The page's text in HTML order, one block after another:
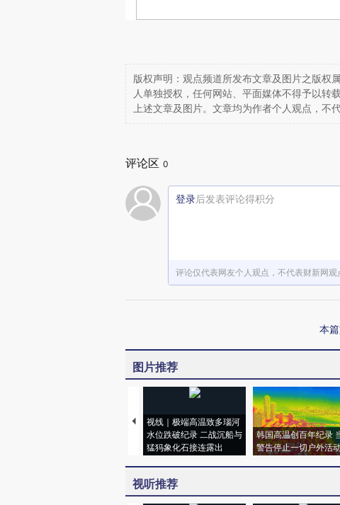
版权声明：观点频道所发布文章及图片之版权
人单独授权，任何网站、平面媒体不得予以转
上述文章及图片。文章均为作者个人观点，不
评论区 0
登录后发表评论得积分
评论仅代表网友个人观点，不代表财新网观
本
图片推荐
视线｜极端高温致多瑙河
水位跌破纪录 二战沉船与
猛犸象化石接连露出
韩国高温创百年纪录
警告停止一切户外活
视听推荐